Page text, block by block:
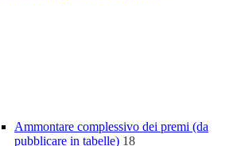
Ammontare complessivo dei premi (da
pubblicare in tabelle) 18